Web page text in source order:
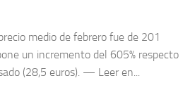
medio de febrero fue de 201
un incremento del 605% respecto
(28,5 euros). — Leer en...